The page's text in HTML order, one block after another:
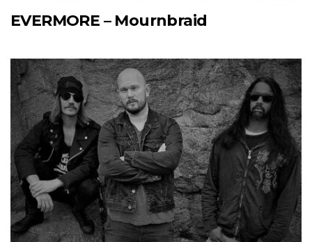
EVERMORE – Mournbraid